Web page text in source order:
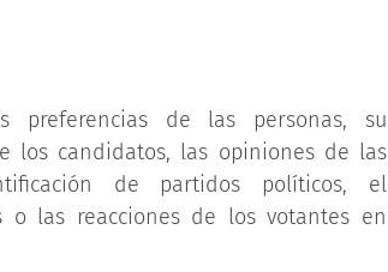
preferencias de las personas, su
los candidatos, las opiniones de las
de partidos políticos, el
o las reacciones de los votantes en